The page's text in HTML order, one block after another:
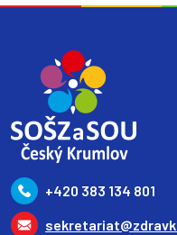
+420 383 134 801